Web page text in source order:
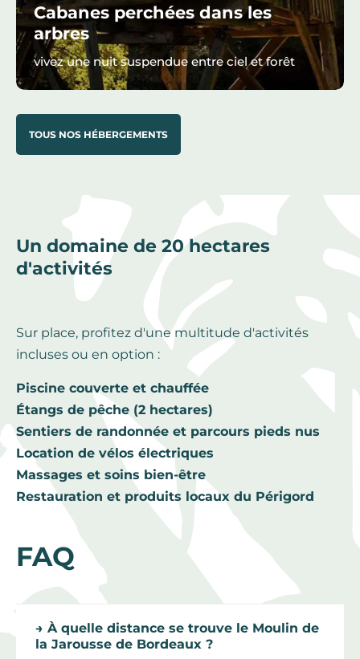
Cabanes perchées dans les
arbres
vivez une nuit suspendue entre ciel et forêt
TOUS NOS HÉBERGEMENTS
Un domaine de 20 hectares
d'activités
Sur place, profitez d'une multitude d'activités
incluses ou en option :
Piscine couverte et chauffée
Étangs de pêche (2 hectares)
Sentiers de randonnée et parcours pieds nus
Location de vélos électriques
Massages et soins bien-être
Restauration et produits locaux du Périgord
FAQ
→ À quelle distance se trouve le Moulin de
la Jarousse de Bordeaux ?